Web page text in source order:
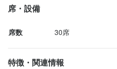
席・設備
席数 30席
特徴・関連情報